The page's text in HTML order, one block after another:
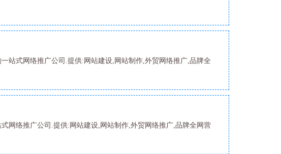
站式网络推广公司.提供:网站建设,网站制作,外贸网络推广,品牌全
网络推广公司.提供:网站建设,网站制作,外贸网络推广,品牌全网营